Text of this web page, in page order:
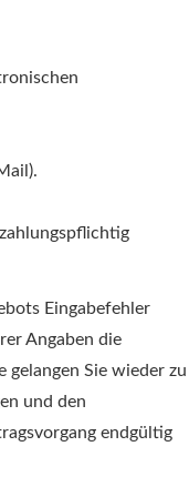
Eingabefehler
Angaben die
gelangen Sie wieder zu
und den
endgültig